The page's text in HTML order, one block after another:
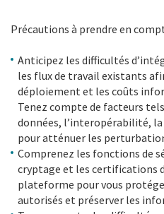
Précautions à prendre en
Anticipez les difficultés
les flux de travail existants
déploiement et les coûts
Tenez compte de facteurs
données, l’interopérabilité,
pour atténuer les
Comprenez les fonctions de
cryptage et les certifications
plateforme pour vous
autorisés et préserver les